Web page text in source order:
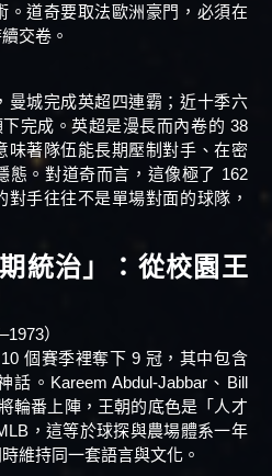
。道奇要取法歐洲豪門，必須在
交卷。
曼城完成英超四連霸；近十季六
完成。英超是漫長而內卷的 38
味著隊伍能長期壓制對手、在密
態。對道奇而言，這像極了 162
手往往不是單場對面的球隊，
統治」：從校園王
）
個賽季裡奪下 9 冠，其中包含
話。Kareem Abdul-Jabbar、Bill
輪番上陣，王朝的底色是「人才
，這等於球探與農場體系一年
維持同一套語言與文化。